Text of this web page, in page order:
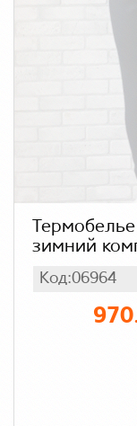
зимний
AMIGO
Код:06964